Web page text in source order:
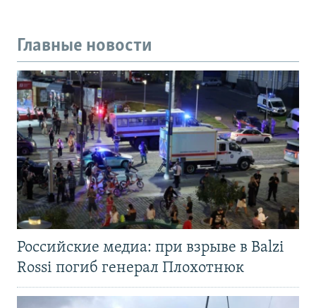
Главные новости
Российские медиа: при взрыве в Balzi
Rossi погиб генерал Плохотнюк